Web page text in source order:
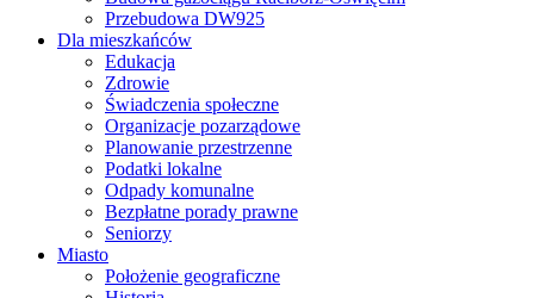
Przebudowa DW925
Dla mieszkańców
Edukacja
Zdrowie
Świadczenia społeczne
Organizacje pozarządowe
Planowanie przestrzenne
Podatki lokalne
Odpady komunalne
Bezpłatne porady prawne
Seniorzy
Miasto
Położenie geograficzne